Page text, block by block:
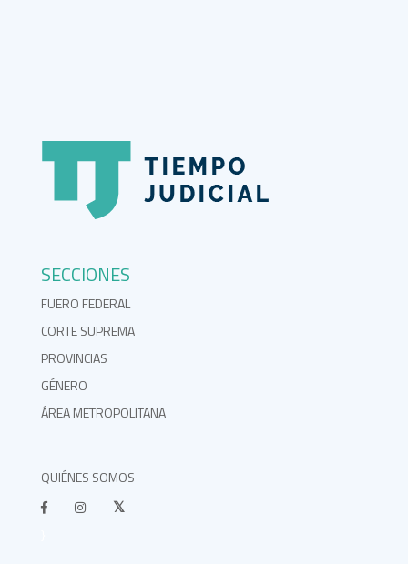
SECCIONES
FUERO FEDERAL
CORTE SUPREMA
PROVINCIAS
GÉNERO
ÁREA METROPOLITANA
QUIÉNES SOMOS